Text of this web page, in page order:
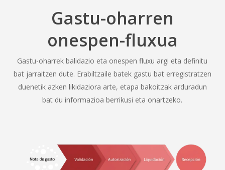
Gastu-oharren
onespen-fluxua
Gastu-oharrek balidazio eta onespen fluxu argi eta definitu
bat jarraitzen dute. Erabiltzaile batek gastu bat erregistratzen
duenetik azken likidaziora arte, etapa bakoitzak arduradun
bat du informazioa berrikusi eta onartzeko.